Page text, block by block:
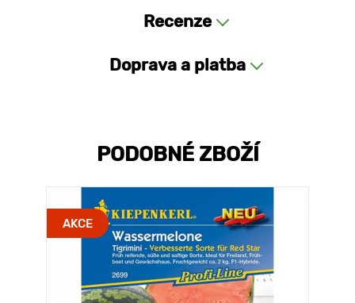
Recenze
Doprava a platba
PODOBNÉ ZBOŽÍ
AKCE